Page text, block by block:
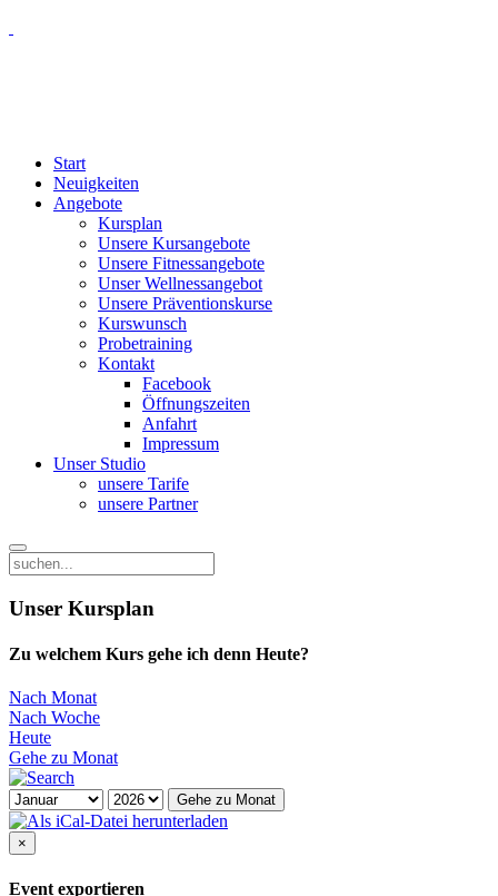
Start
Neuigkeiten
Angebote
Kursplan
Unsere Kursangebote
Unsere Fitnessangebote
Unser Wellnessangebot
Unsere Präventionskurse
Kurswunsch
Probetraining
Kontakt
Facebook
Öffnungszeiten
Anfahrt
Impressum
Unser Studio
unsere Tarife
unsere Partner
Unser Kursplan
Zu welchem Kurs gehe ich denn Heute?
Nach Monat
Nach Woche
Heute
Gehe zu Monat
Gehe zu Monat
×
Event exportieren